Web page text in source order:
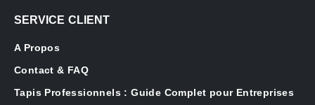
SERVICE CLIENT
A Propos
Contact & FAQ
Tapis Professionnels : Guide Complet pour Entreprises